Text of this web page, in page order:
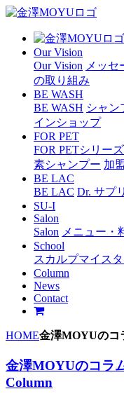
Our Vision
Our Vision メッセ
の取り組み
BE WASH
BE WASH シャン
インショップ
FOR PET
FOR PETシリーズ
素シャンプー 加
BE LAC
BE LAC Dr. サプリ
SU-I
Salon
Salon メニュー・
School
スカルプマイス
Column
News
Contact
HOME金澤MOYUのコ
金澤MOYUのコラ
Column